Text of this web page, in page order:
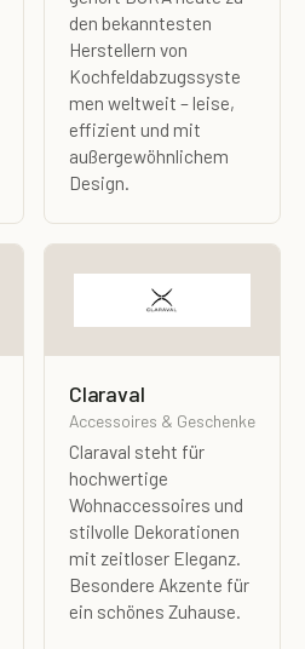
den bekanntesten
Herstellern von
Kochfeldabzugssyste
men weltweit – leise,
effizient und mit
außergewöhnlichem
Design.
Claraval
Accessoires & Geschenke
Claraval steht für
hochwertige
Wohnaccessoires und
stilvolle Dekorationen
mit zeitloser Eleganz.
Besondere Akzente für
ein schönes Zuhause.